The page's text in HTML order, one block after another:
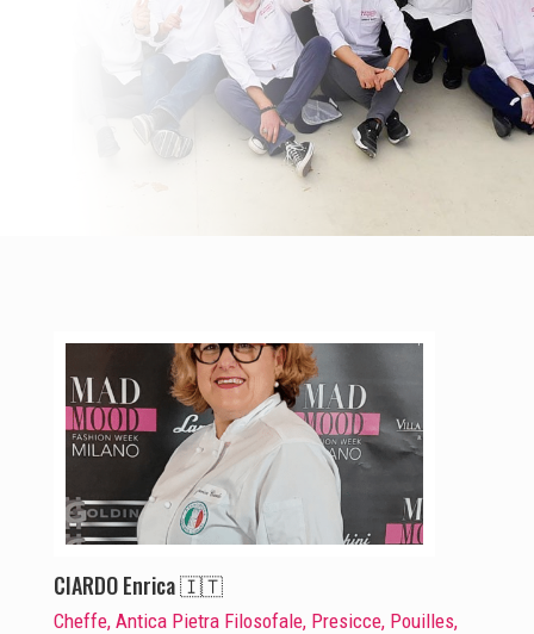
CIARDO Enrica 🇮🇹
Cheffe, Antica Pietra Filosofale, Presicce, Pouilles,